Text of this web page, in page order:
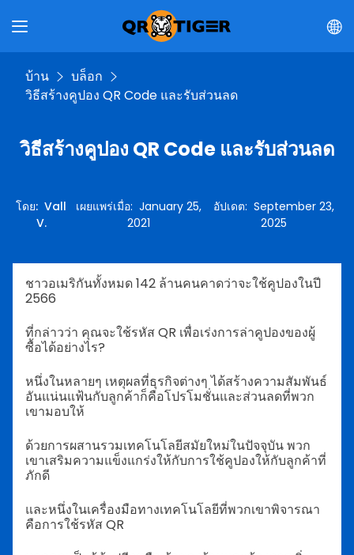
บ้าน
บล็อก
วิธีสร้างคูปอง QR Code และรับส่วนลด
วิธีสร้างคูปอง QR Code และรับส่วนลด
โดย:Vall
V.
เผยแพร่เมื่อ: January 25,
2021
อัปเดต:September 23,
2025
ชาวอเมริกันทั้งหมด 142 ล้านคนคาดว่าจะใช้คูปองในปี
2566
ที่กล่าวว่า คุณจะใช้รหัส QR เพื่อเร่งการล่าคูปองของผู้
ซื้อได้อย่างไร?
หนึ่งในหลายๆ เหตุผลที่ธุรกิจต่างๆ ได้สร้างความสัมพันธ์
อันแน่นแฟ้นกับลูกค้าก็คือโปรโมชั่นและส่วนลดที่พวก
เขามอบให้
ด้วยการผสานรวมเทคโนโลยีสมัยใหม่ในปัจจุบัน พวก
เขาเสริมความแข็งแกร่งให้กับการใช้คูปองให้กับลูกค้าที่
ภักดี
และหนึ่งในเครื่องมือทางเทคโนโลยีที่พวกเขาพิจารณา
คือการใช้รหัส QR